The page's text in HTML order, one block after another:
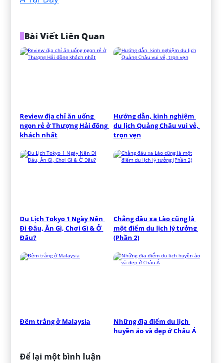
Bài Viết Liên Quan
Review địa chỉ ăn uống
ngon rẻ ở Thượng Hải đông
khách nhất
Hướng dẫn, kinh nghiệm
du lịch Quảng Châu vui vẻ,
trọn vẹn
Du Lịch Tokyo 1 Ngày Nên
Đi Đâu, Ăn Gì, Chơi Gì & Ở
Đâu?
Chẳng đâu xa Lào cũng là
một điểm du lịch lý tưởng
(Phần 2)
Đêm trắng ở Malaysia
Những địa điểm du lịch
huyền ảo và đẹp ở Châu Á
Để lại một bình luận